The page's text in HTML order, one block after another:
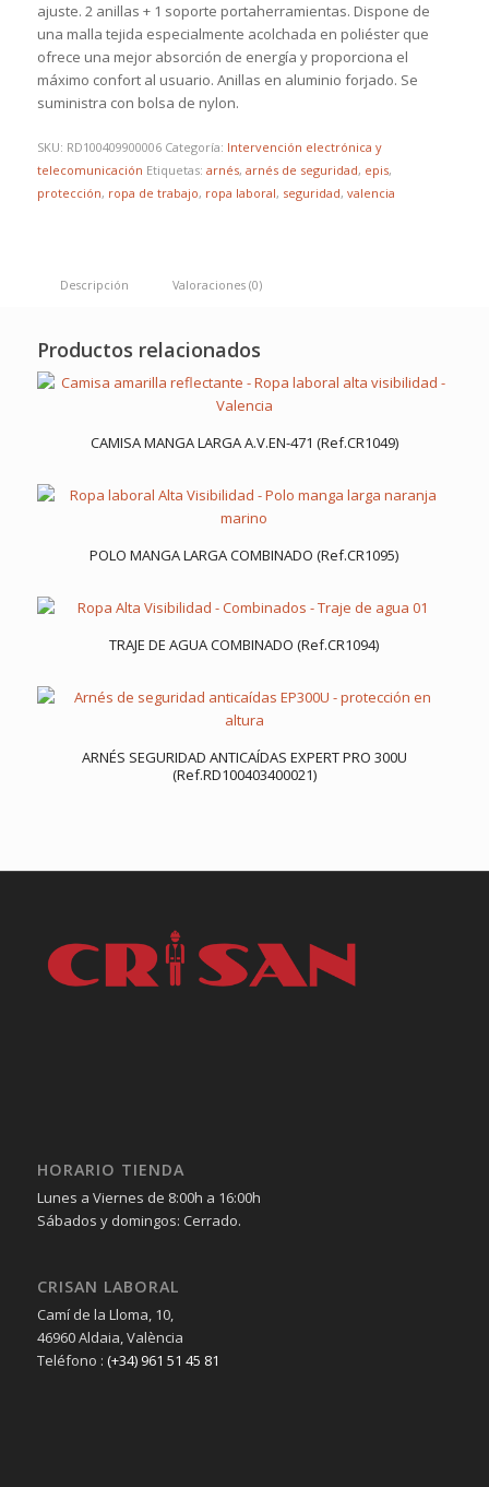
ajuste. 2 anillas + 1 soporte portaherramientas. Dispone de
una malla tejida especialmente acolchada en poliéster que
ofrece una mejor absorción de energía y proporciona el
máximo confort al usuario. Anillas en aluminio forjado. Se
suministra con bolsa de nylon.
SKU: RD100409900006 Categoría: Intervención electrónica y
telecomunicación Etiquetas: arnés, arnés de seguridad, epis,
protección, ropa de trabajo, ropa laboral, seguridad, valencia
Descripción Valoraciones (0)
Productos relacionados
CAMISA MANGA LARGA A.V.EN-471 (Ref.CR1049)
POLO MANGA LARGA COMBINADO (Ref.CR1095)
TRAJE DE AGUA COMBINADO (Ref.CR1094)
ARNÉS SEGURIDAD ANTICAÍDAS EXPERT PRO 300U
(Ref.RD100403400021)
HORARIO TIENDA
Lunes a Viernes de 8:00h a 16:00h
Sábados y domingos: Cerrado.
CRISAN LABORAL
Camí de la Lloma, 10,
46960 Aldaia, València
Teléfono : (+34) 961 51 45 81